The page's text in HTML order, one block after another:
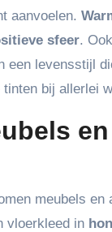
aanvoelen.
sfeer.
een levensstijl
bij allerlei
meubels
vloerkleed in